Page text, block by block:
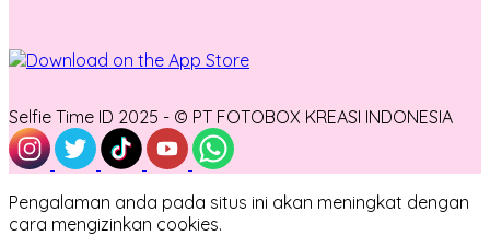
Selfie Time ID 2025 - © PT FOTOBOX KREASI INDONESIA
Pengalaman anda pada situs ini akan meningkat dengan
cara mengizinkan cookies.